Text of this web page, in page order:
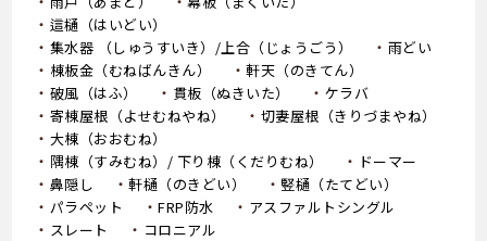
這樋（はいどい）
集水器 （しゅうすいき）/上合（じょうごう）
雨どい
棟板金（むねばんきん）
軒天（のきてん）
破風（はふ）
貫板（ぬきいた）
ケラバ
寄棟屋根（よせむねやね）
切妻屋根（きりづまやね）
大棟（おおむね）
隅棟（すみむね）/ 下り棟（くだりむね）
ドーマー
鼻隠し
軒樋（のきどい）
竪樋（たてどい）
パラペット
FRP防水
アスファルトシングル
スレート
コロニアル